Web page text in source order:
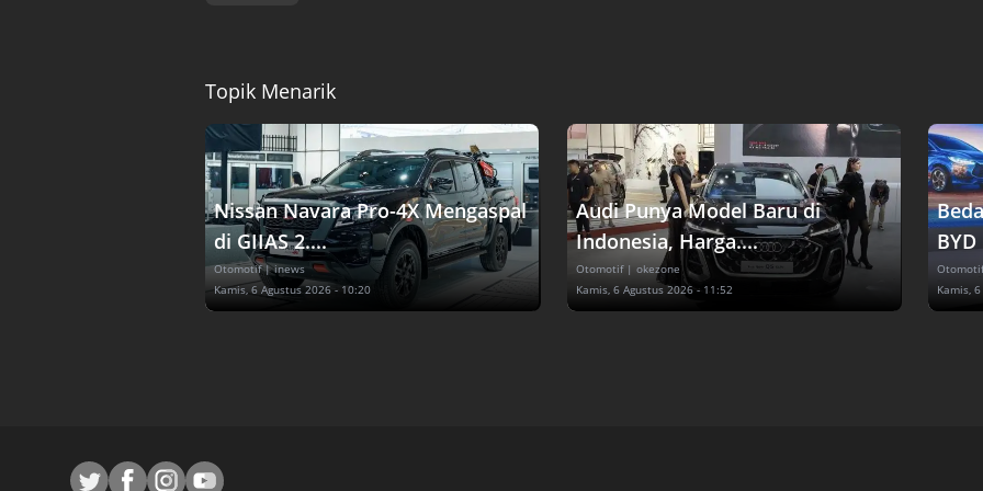
Topik Menarik
Nissan Navara Pro-4X Mengaspal
di GIIAS 2....
Otomotif | inews
Kamis, 6 Agustus 2026 - 10:20
Audi Punya Model Baru di
Indonesia, Harga....
Otomotif | okezone
Kamis, 6 Agustus 2026 - 11:52
Kamis,